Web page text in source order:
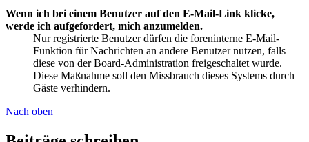
Wenn ich bei einem Benutzer auf den E-Mail-Link klicke,
werde ich aufgefordert, mich anzumelden.
Nur registrierte Benutzer dürfen die foreninterne E-Mail-
Funktion für Nachrichten an andere Benutzer nutzen, falls
diese von der Board-Administration freigeschaltet wurde.
Diese Maßnahme soll den Missbrauch dieses Systems durch
Gäste verhindern.
Nach oben